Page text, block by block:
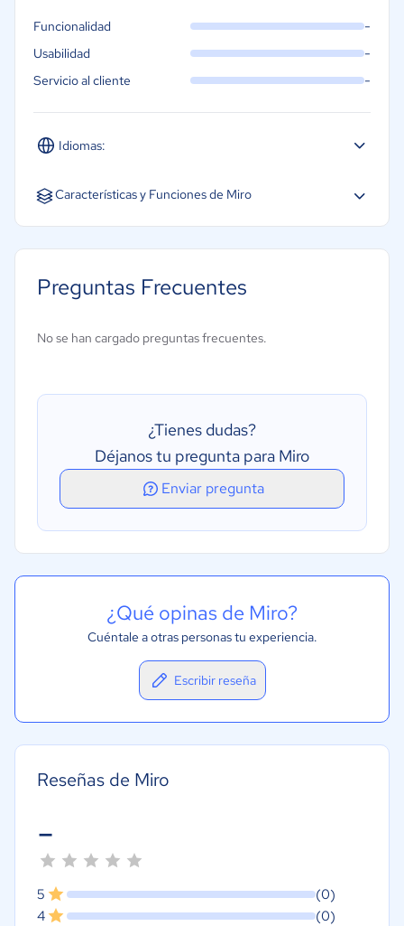
resolución
Miro AI 25
Idiomas:
Español Inglés
Funcionalidad -
Usabilidad -
Servicio al cliente -
Características y Funciones de Miro
Gestión de contenidos
Preguntas Frecuentes
No se han cargado preguntas frecuentes.
¿Tienes dudas?
Déjanos tu pregunta para Miro
Enviar pregunta
¿Qué opinas de Miro?
Cuéntale a otras personas tu experiencia.
Escribir reseña
Reseñas de Miro
-
5
(0)
4
(0)